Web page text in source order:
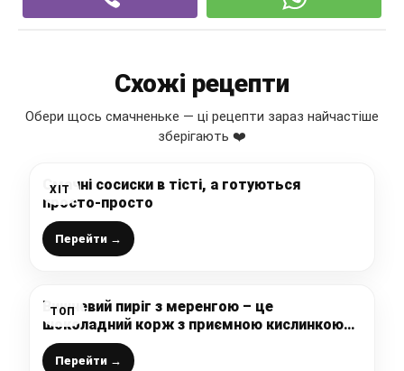
Схожі рецепти
Обери щось смачненьке — ці рецепти зараз найчастіше
зберігають ❤️
ХІТ
Смачні сосиски в тісті, а готуються
просто-просто
Перейти →
ТОП
Вишневий пиріг з меренгою – це
шоколадний корж з приємною кислинкою
вишень, який відмінно поєднується з безе,
хрумким зовні і м’яким всередині
Перейти →